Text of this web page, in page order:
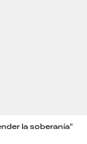
la soberanía"